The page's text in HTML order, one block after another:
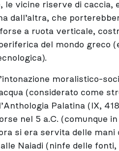
le vicine riserve di caccia,
dall’altra, che
a ruota verticale,
del mondo greco
moralistico-
(considerato come
Palatina (IX,
nel 5 a.C. (comunque
si era servita delle mani
Naiadi (ninfe delle